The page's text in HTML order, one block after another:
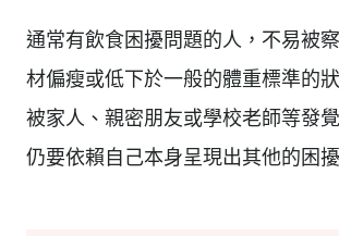
通常有飲食困擾問題的人，不易被
材偏瘦或低下於一般的體重標準的
被家人、親密朋友或學校老師等發
仍要依賴自己本身呈現出其他的困